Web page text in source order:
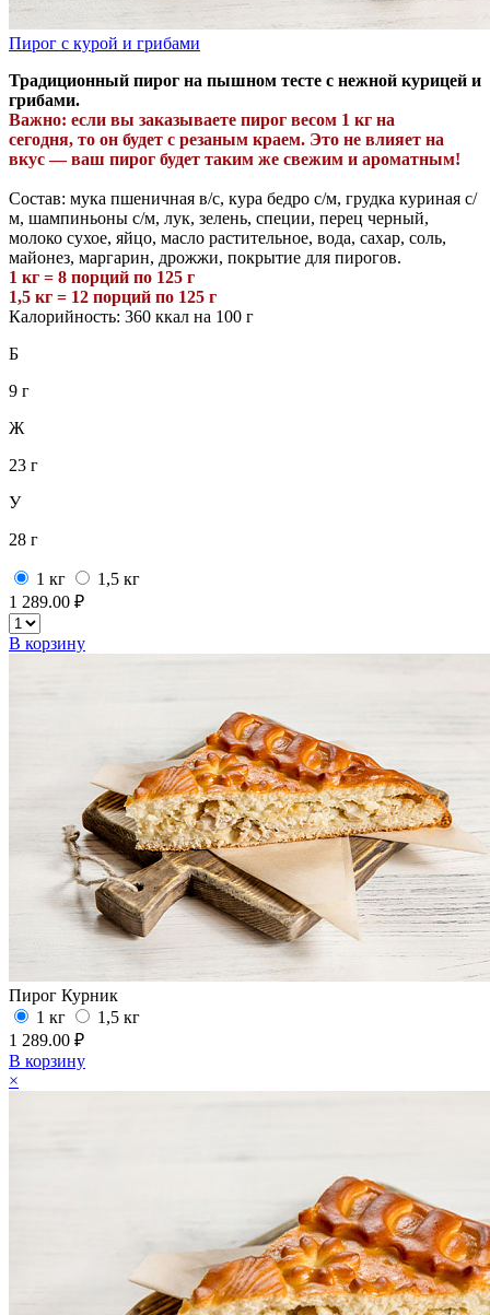
Пирог с курой и грибами
Традиционный пирог на пышном тесте с нежной курицей и
грибами.
Важно: если вы заказываете пирог весом 1 кг на
сегодня, то он будет с резаным краем. Это не влияет на
вкус — ваш пирог будет таким же свежим и ароматным!
Состав: мука пшеничная в/с, кура бедро с/м, грудка куриная с/
м, шампиньоны с/м, лук, зелень, специи, перец черный,
молоко сухое, яйцо, масло растительное, вода, сахар, соль,
майонез, маргарин, дрожжи, покрытие для пирогов.
1 кг = 8 порций по 125 г
1,5 кг = 12 порций по 125 г
Калорийность: 360 ккал на 100 г
Б
9 г
Ж
23 г
У
28 г
1 кг
1,5 кг
1 289.00 ₽
В корзину
Пирог Курник
1 кг
1,5 кг
1 289.00 ₽
В корзину
×